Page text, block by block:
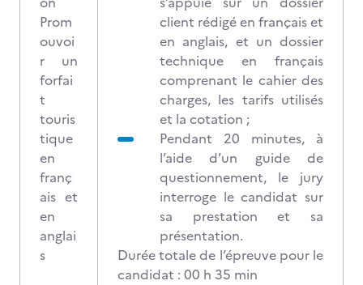
Prom
ouvoi
r un
forfai
t
touris
tique
en
franç
ais et
en
anglai
s
client rédigé en français et
en anglais, et un dossier
technique en français
comprenant le cahier des
charges, les tarifs utilisés
et la cotation ;
Pendant 20 minutes, à
l’aide d’un guide de
questionnement, le jury
interroge le candidat sur
sa prestation et sa
présentation.
Durée totale de l’épreuve pour le
candidat : 00 h 35 min